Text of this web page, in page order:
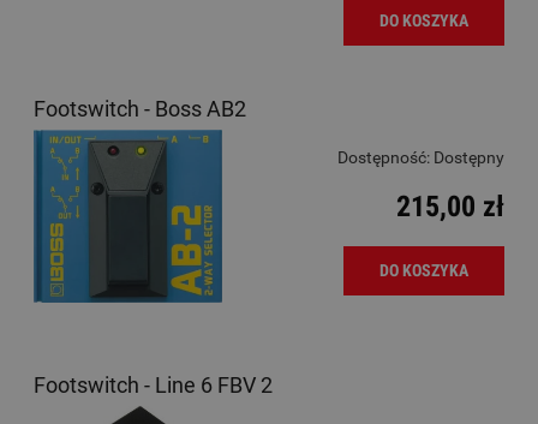
DO KOSZYKA
Footswitch - Boss AB2
Dostępność: Dostępny
215,00 zł
DO KOSZYKA
Footswitch - Line 6 FBV 2